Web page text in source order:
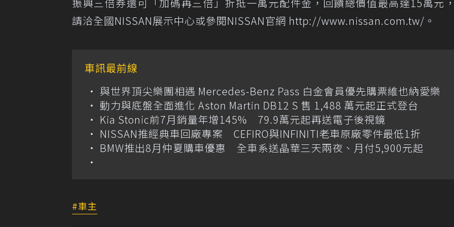
振興三倍券還可「加碼再三倍」折抵一萬元配件金，回饋總價值最高達15萬元
請洽全國NISSAN展示中心或參閱NISSAN官網 http://www.nissan.com.tw/。
車訊最前線
與世界頂尖樂團相遇 Mercedes-Benz Pass 白金會員優先購票維也納愛樂
動力與底盤全面進化 Aston Martin DB12 S 售 1,488 萬元起正式登台
Kia Stonic前7月銷量年增145% 79.9萬元起再送電子後視鏡
NISSAN推經典車回廠專案 CEFIRO與INFINITI老車原廠零件最低1折
BMW推出8月仲夏購車優惠 全車系送晶華三天兩夜、月付5,900元起
車主